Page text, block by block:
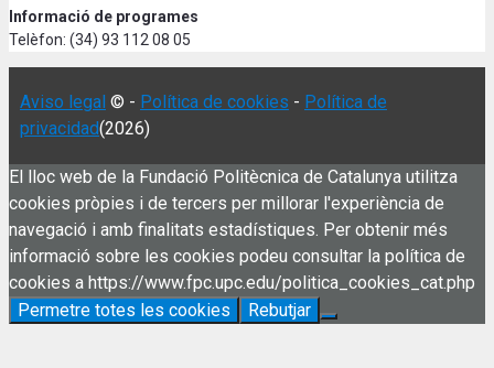
Informació de programes
Telèfon: (34) 93 112 08 05
Aviso legal © - Política de cookies - Política de
privacidad(2026)
El lloc web de la Fundació Politècnica de Catalunya utilitza
cookies pròpies i de tercers per millorar l'experiència de
navegació i amb finalitats estadístiques. Per obtenir més
informació sobre les cookies podeu consultar la política de
cookies a https://www.fpc.upc.edu/politica_cookies_cat.php
Permetre totes les cookies
Rebutjar